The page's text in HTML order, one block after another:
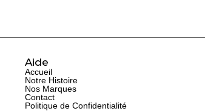
Aide
Accueil
Notre Histoire
Nos Marques
Contact
Politique de Confidentialité